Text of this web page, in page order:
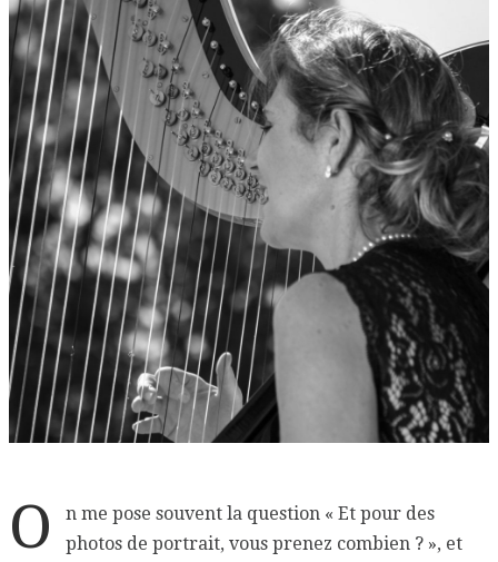
O
n me pose souvent la question « Et pour des
photos de portrait, vous prenez combien ? », et